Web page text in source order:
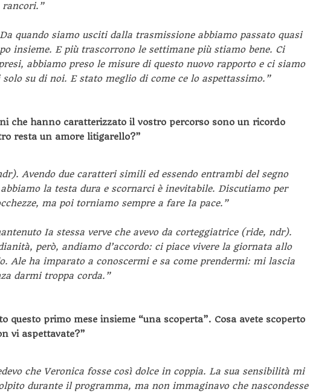
rancori.”
quando siamo usciti dalla trasmissione abbiamo passato quasi
insieme. E più trascorrono le settimane più stiamo bene. Ci
abbiamo preso le misure di questo nuovo rapporto e ci siamo
su di noi. E stato meglio di come ce lo aspettassimo.”
che hanno caratterizzato il vostro percorso sono un ricordo
resta un amore litigarello?”
Avendo due caratteri simili ed essendo entrambi del segno
abbiamo la testa dura e scornarci è inevitabile. Discutiamo per
ma poi torniamo sempre a fare Ia pace.”
Ia stessa verve che avevo da corteggiatrice (ride, ndr).
però, andiamo d’accordo: ci piace vivere la giornata allo
Ale ha imparato a conoscermi e sa come prendermi: mi lascia
darmi troppa corda.”
questo primo mese insieme “una scoperta”. Cosa avete scoperto
vi aspettavate?”
che Veronica fosse così dolce in coppia. La sua sensibilità mi
durante il programma, ma non immaginavo che nascondesse